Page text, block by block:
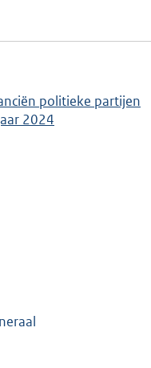
politieke partijen
2024